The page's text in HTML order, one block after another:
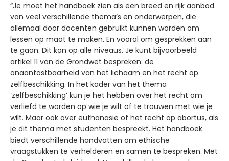
“Je moet het handboek zien als een breed en rijk aanbod
van veel verschillende thema’s en onderwerpen, die
allemaal door docenten gebruikt kunnen worden om
lessen op maat te maken. En vooral om gesprekken aan
te gaan. Dit kan op alle niveaus. Je kunt bijvoorbeeld
artikel 11 van de Grondwet bespreken: de
onaantastbaarheid van het lichaam en het recht op
zelfbeschikking. In het kader van het thema
‘zelfbeschikking’ kun je het hebben over het recht om
verliefd te worden op wie je wilt of te trouwen met wie je
wilt. Maar ook over euthanasie of het recht op abortus, als
je dit thema met studenten bespreekt. Het handboek
biedt verschillende handvatten om ethische
vraagstukken te verhelderen en samen te bespreken. Met